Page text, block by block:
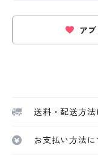
ア
送料・配送方法
お支払い方法に